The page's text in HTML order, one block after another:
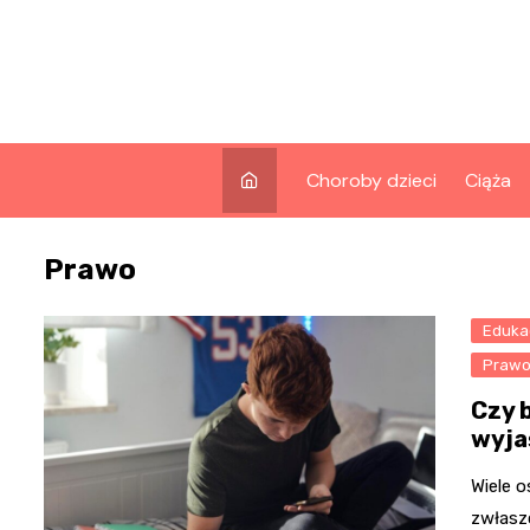
Choroby dzieci Ciąża
Prawo
Czy
Wiele